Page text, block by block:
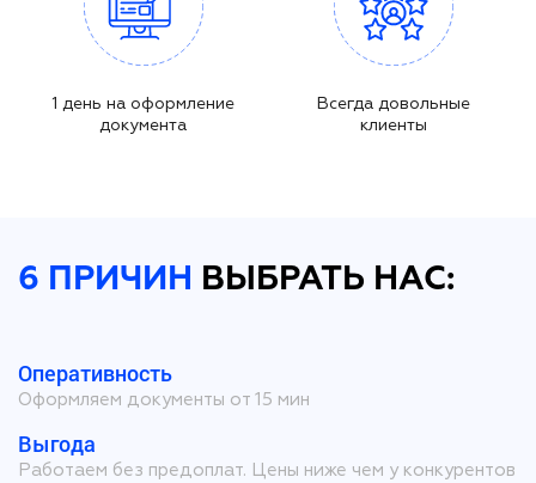
1 день на оформление
документа
Всегда довольные
клиенты
6 ПРИЧИН ВЫБРАТЬ НАС:
Оперативность
Оформляем документы от 15 мин
Выгода
Работаем без предоплат. Цены ниже чем у конкурентов